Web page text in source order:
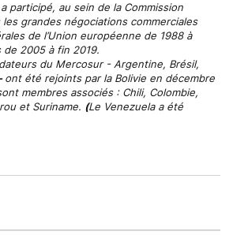
participé, au sein de la Commission
grandes négociations commerciales
de l’Union européenne de 1988 à
de 2005 à fin 2019.
du Mercosur - Argentine, Brésil,
ont été rejoints par la Bolivie en décembre
membres associés : Chili, Colombie,
et Suriname. (Le Venezuela a été